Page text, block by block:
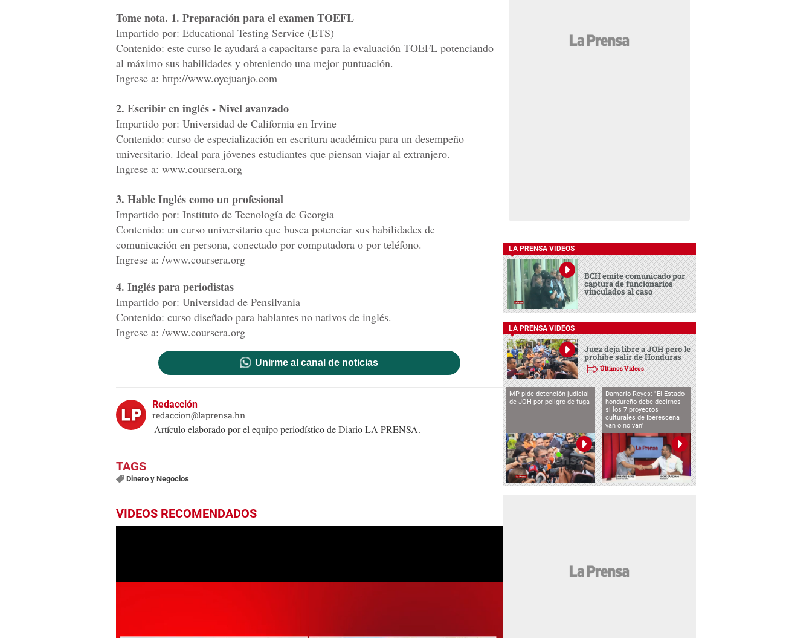
Tome nota. 1. Preparación para el examen TOEFL
Impartido por: Educational Testing Service (ETS)
Contenido: este curso le ayudará a capacitarse para la evaluación TOEFL potenciando
al máximo sus habilidades y obteniendo una mejor puntuación.
Ingrese a: http://www.oyejuanjo.com
2. Escribir en inglés - Nivel avanzado
Impartido por: Universidad de California en Irvine
Contenido: curso de especialización en escritura académica para un desempeño
universitario. Ideal para jóvenes estudiantes que piensan viajar al extranjero.
Ingrese a: www.coursera.org
3. Hable Inglés como un profesional
Impartido por: Instituto de Tecnología de Georgia
Contenido: un curso universitario que busca potenciar sus habilidades de
comunicación en persona, conectado por computadora o por teléfono.
Ingrese a: /www.coursera.org
4. Inglés para periodistas
Impartido por: Universidad de Pensilvania
Contenido: curso diseñado para hablantes no nativos de inglés.
Ingrese a: /www.coursera.org
Unirme al canal de noticias
Redacción
redaccion@laprensa.hn
Artículo elaborado por el equipo periodístico de Diario LA PRENSA.
Dinero y Negocios
VIDEOS RECOMENDADOS
LA PRENSA VIDEOS
BCH emite comunicado por
captura de funcionarios
vinculados al caso
LA PRENSA VIDEOS
Juez deja libre a JOH pero le
prohíbe salir de Honduras
Últimos Videos
MP pide detención judicial
de JOH por peligro de fuga
Damario Reyes: "El Estado
hondureño debe decirnos
si los 7 proyectos
culturales de Iberescena
van o no van"